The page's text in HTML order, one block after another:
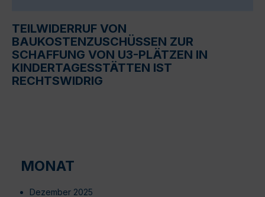
TEILWIDERRUF VON
BAUKOSTENZUSCHÜSSEN ZUR
SCHAFFUNG VON U3-PLÄTZEN IN
KINDERTAGESSTÄTTEN IST
RECHTSWIDRIG
MONAT
Dezember 2025